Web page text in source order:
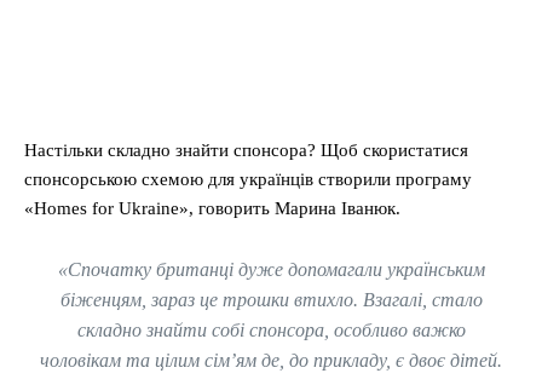
Настільки складно знайти спонсора? Щоб скористатися
спонсорською схемою для українців створили програму
«Homеs for Ukraine», говорить Марина Іванюк.
«Спочатку британці дуже допомагали українським
біженцям, зараз це трошки втихло. Взагалі, стало
складно знайти собі спонсора, особливо важко
чоловікам та цілим сім’ям де, до прикладу, є двоє дітей.